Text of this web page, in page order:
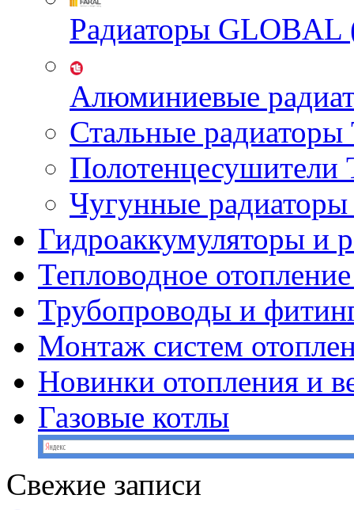
Радиаторы GLOBAL
Алюминиевые
Стальные
Чугунные
Гидроаккумуляторы и
Тепловодное
Трубопроводы и
Монтаж систем
Новинки отопления и
Газовые котлы
Свежие записи